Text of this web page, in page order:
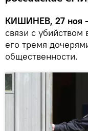
КИШИНЕВ, 27 ноя
связи с
его тремя
общественности.